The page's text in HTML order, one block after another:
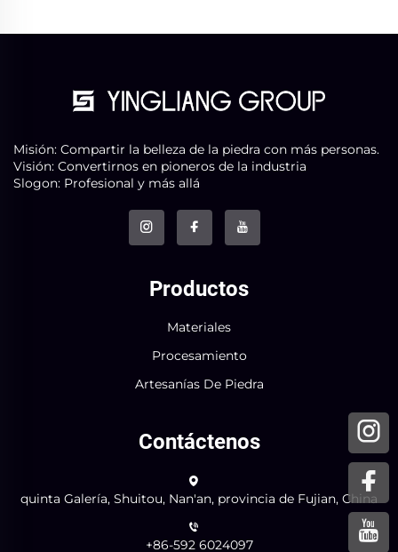
Misión: Compartir la belleza de la piedra con más personas.
Visión: Convertirnos en pioneros de la industria
Slogon: Profesional y más allá
Productos
Materiales
Procesamiento
Artesanías De Piedra
Contáctenos
quinta Galería, Shuitou, Nan'an, provincia de Fujian, China
+86-592 6024097